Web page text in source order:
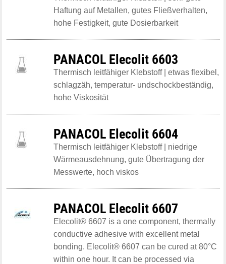
Haftung auf Metallen, gutes Fließverhalten,
hohe Festigkeit, gute Dosierbarkeit
PANACOL Elecolit 6603
Thermisch leitfähiger Klebstoff | etwas flexibel,
schlagzäh, temperatur- undschockbeständig,
hohe Viskosität
PANACOL Elecolit 6604
Thermisch leitfähiger Klebstoff | niedrige
Wärmeausdehnung, gute Übertragung der
Messwerte, hoch viskos
PANACOL Elecolit 6607
Elecolit® 6607 is a one component, thermally
conductive adhesive with excellent metal
bonding. Elecolit® 6607 can be cured at 80°C
within one hour. It can be processed via